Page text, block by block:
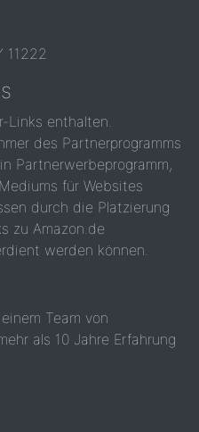
11222
Links enthalten.
des Partnerprogramms
Partnerwerbeprogramm,
für Websites
durch die Platzierung
zu Amazon.de
werden können.
Team von
als 10 Jahre Erfahrung